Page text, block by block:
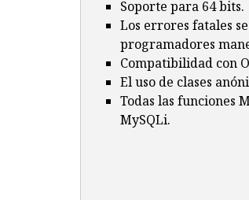
Soporte para 64 bits.
Los errores fatales
programadores
Compatibilidad con
El uso de clases
Todas las funciones
MySQLi.